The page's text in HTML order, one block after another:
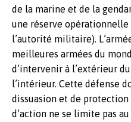
de la marine et de la
une réserve
l’autorité militaire).
meilleures armées du
d’intervenir à l’extérieur
l’intérieur. Cette défense
dissuasion et de protection
d’action ne se limite pas